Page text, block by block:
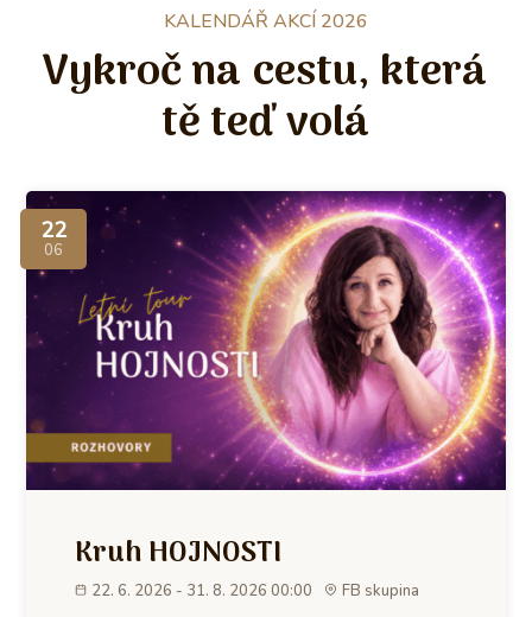
KALENDÁŘ AKCÍ 2026
Vykroč na cestu, která
tě teď volá
22
06
Kruh HOJNOSTI
22. 6. 2026 - 31. 8. 2026 00:00 FB skupina